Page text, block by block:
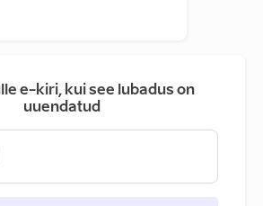
e-kiri, kui see lubadus on
uuendatud